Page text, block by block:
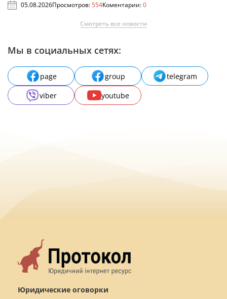
05.08.2026Просмотров:554Коментарии:0
Смотреть все новости
Мы в социальных сетях:
page group
telegram
viber
youtube
Юридические оговорки